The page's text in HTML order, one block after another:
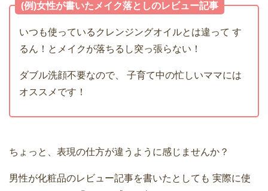
(例)女性が書いたメイク落としのレビュー記事
いつも使っているクレンジングオイルとは違って す
るん！とメイクが落ちるし突っ張らない！
ダブル洗顔不要なので、
子育て中の忙しいママには
オススメです！
ちょっと、表現の仕方が違うように感じませんか？
男性が化粧品のレビュー記事を書いたとしても 実際に使